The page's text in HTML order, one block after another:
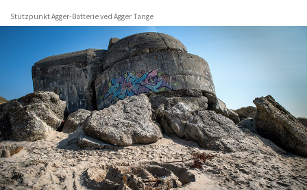
Stützpunkt Agger-Batterie ved Agger Tange